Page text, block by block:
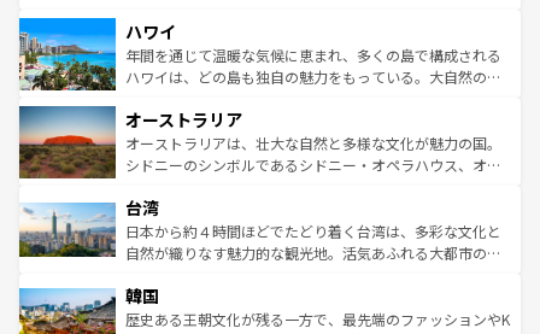
ば市内交通費無料で観光を楽しむこともできる。 なお、新
着のスイス情報はコンテンツ一覧 を参照してほしい。
のような巨大都市は、観光、ショッピング、エンターテイ
ンメントが詰まった刺激的なスポットだ。一方、アメリカ
西部には大自然が広がり、グランドキャニオンやイエロー
部のニューオーリンズでは、音楽と美食が融合した独特の
文化が魅力。旅行者はアメリカの各地域で異なる魅力を楽
しみながら、その多様性と豊かな歴史を感じることができ
ならではの贅沢な旅のスタイルだ。 なお、新着のアメリカ
情報はコンテンツ一覧を参照してほしい。
ハワイ
年間を通じて温暖な気候に恵まれ、多くの島で構成される
ハワイは、どの島も独自の魅力をもっている。大自然の神
ワイ島は見逃せない。また、定番の観光地といえばオアフ
島だが、静かな自然を求めるならマウイ島やカウアイ島が
おすすめ。エメラルドグリーンに輝く海をはじめ、豊かな
れるおもてなしの心で訪れる人々を迎えてくれるハワイの
人々、おいしいローカルフードやハワイアンミュージッ
ク、伝統的なフラダンスなど、すべてがハワイの魅力を彩
ワイを、存分に味わってほしい。 なお、新着のハワイ情報
はコンテンツ一覧を参照してほしい。
オーストラリア
オーストラリアは、壮大な自然と多様な文化が魅力の国。
シドニーのシンボルであるシドニー・オペラハウス、オー
リアリーフや大陸中央部にそびえるウルル（エアーズロッ
ク）、タスマニアの美しい原生林やケアンズの熱帯雨林な
ど、見どころがたくさん。また、カフェやワイン、オージ
いる。アクティビティも充実しており、サーフィンやダイ
ビング、ハイキングなど、アウトドア好きにはたまらな
台湾
日本から約４時間ほどでたどり着く台湾は、多彩な文化と
自然が織りなす魅力的な観光地。活気あふれる大都市の台
ン）、静ひつな山岳地帯である台湾東部など、都市の喧騒
と山間の静けさが共存しており、訪れる人に新しい発見と
韓国
歴史ある王朝文化が残る一方で、最先端のファッションやK